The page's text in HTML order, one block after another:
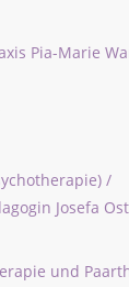
Pia-Marie
/
Josefa
und